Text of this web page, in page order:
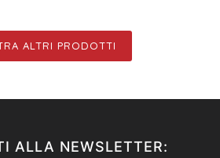
ALTRI PRODOTTI
ALLA NEWSLETTER: